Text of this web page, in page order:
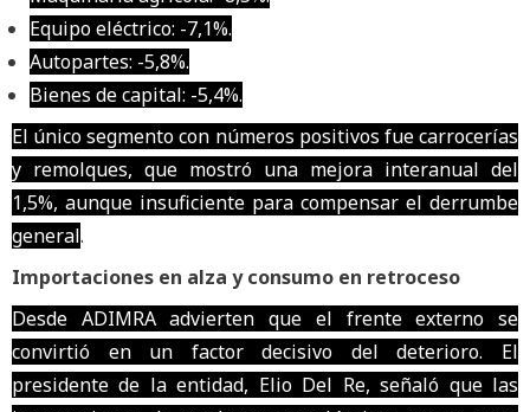
Equipo eléctrico: -7,1%.
Autopartes: -5,8%.
Bienes de capital: -5,4%.
El único segmento con números positivos fue carrocerías
y remolques, que mostró una mejora interanual del
1,5%, aunque insuficiente para compensar el derrumbe
general.
Importaciones en alza y consumo en retroceso
Desde ADIMRA advierten que el frente externo se
convirtió en un factor decisivo del deterioro. El
presidente de la entidad, Elio Del Re, señaló que las